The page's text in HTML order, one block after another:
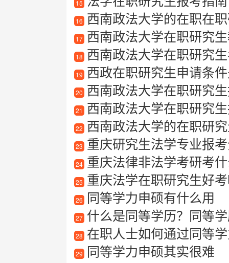
15
16 西南政法大学的在职在
17 西南政法大学在职研究
18 西南政法大学在职研究生
19 西政在职研究生申请条
20 西南政法大学在职研究生
21 西南政法大学在职研究
22 西南政法大学的在职研
23 重庆研究生法学专业报
24 重庆法律非法学考研考
25 重庆法学在职研究生好
26 同等学力申硕有什么用
27 什么是同等学历？同等
28 在职人士如何通过同等学
29
同等学力申硕其实很难